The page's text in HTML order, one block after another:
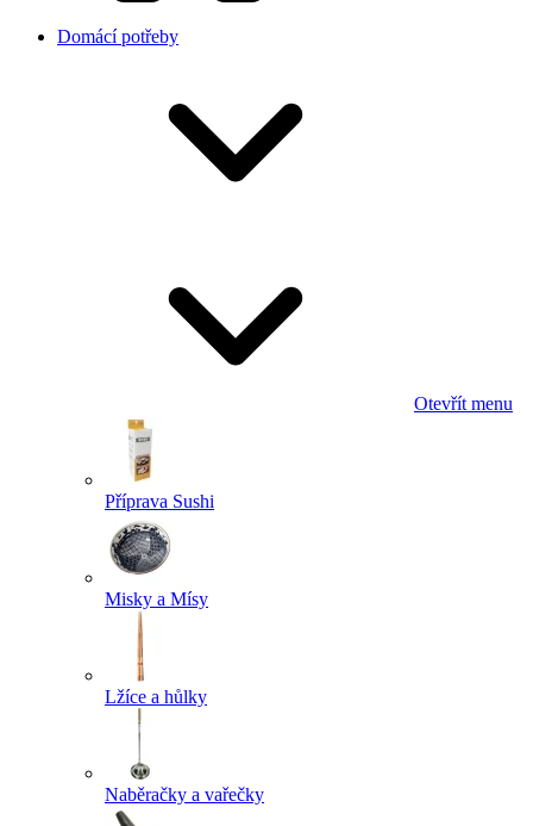
Domácí potřeby
Otevřít menu
Příprava Sushi
Misky a Mísy
Lžíce a hůlky
Naběračky a vařečky